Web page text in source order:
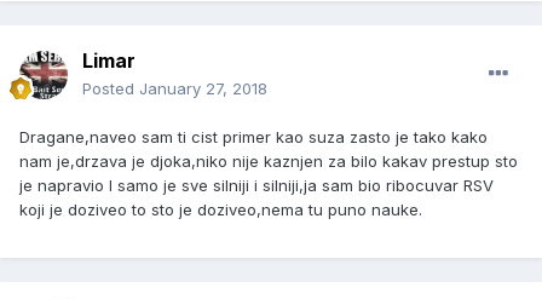
Limar
Posted January 27, 2018
Dragane,naveo sam ti cist primer kao suza zasto je tako kako
nam je,drzava je djoka,niko nije kaznjen za bilo kakav prestup sto
je napravio I samo je sve silniji i silniji,ja sam bio ribocuvar RSV
koji je doziveo to sto je doziveo,nema tu puno nauke.